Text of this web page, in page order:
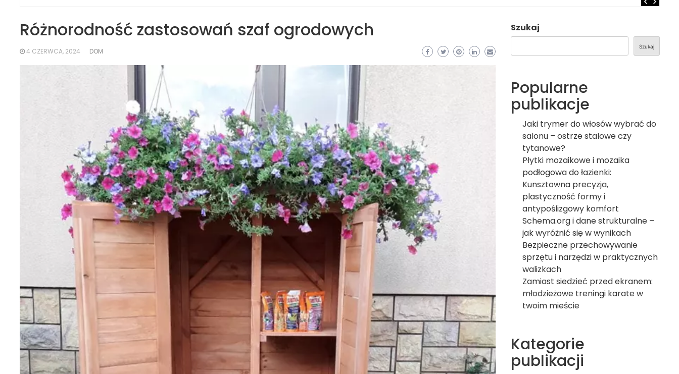
Różnorodność zastosowań szaf ogrodowych
4 CZERWCA, 2024 DOM
Szukaj
Szukaj
Popularne
publikacje
Jaki trymer do włosów wybrać do
salonu – ostrze stalowe czy
tytanowe?
Płytki mozaikowe i mozaika
podłogowa do łazienki:
Kunsztowna precyzja,
plastyczność formy i
antypoślizgowy komfort
Schema.org i dane strukturalne –
jak wyróżnić się w wynikach
Bezpieczne przechowywanie
sprzętu i narzędzi w praktycznych
walizkach
Zamiast siedzieć przed ekranem:
młodzieżowe treningi karate w
twoim mieście
Kategorie
publikacji